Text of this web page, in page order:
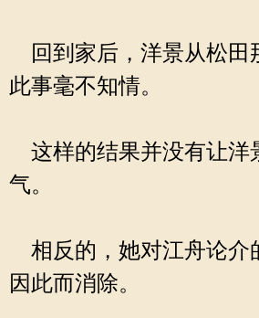
回到家后，洋景从松田
此事毫不知情。
这样的结果并没有让洋
气。
相反的，她对江舟论介
因此而消除。